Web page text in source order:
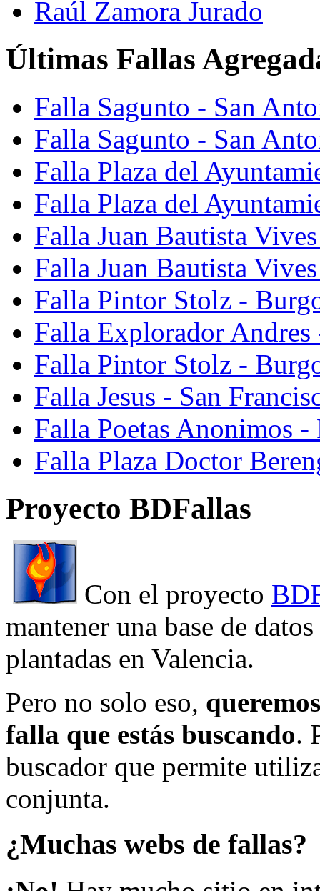
Raúl Zamora Jurado
Últimas Fallas
Falla Sagunto - San
Falla Sagunto - San
Falla Plaza del
Falla Plaza del
Falla Juan Bautista
Falla Juan Bautista
Falla Pintor Stolz -
Falla Explorador Andres
Falla Pintor Stolz -
Falla Jesus - San
Falla Poetas Anonimos
Falla Plaza Doctor
Proyecto BDFallas
Con el proyecto
mantener una base de
plantadas en Valencia.
Pero no solo eso,
falla que estás buscando.
buscador que permite
conjunta.
¿Muchas webs de fallas?